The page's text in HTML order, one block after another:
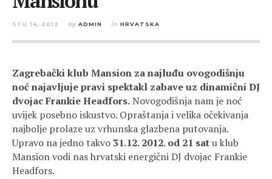
STU 14, 2012 by ADMIN in HRVATSKA
Zagrebački klub Mansion za najluđu ovogodišnju
noć najavljuje pravi spektakl zabave uz dinamični DJ
dvojac Frankie Headfors.Novogodišnja nam je noć
uvijek posebno iskustvo. Opraštanja i velika očekivanja
najbolje prolaze uz vrhunska glazbena putovanja.
Upravo na jedno takvo 31.12. 2012. od 21 satu klub
Mansion vodi nas hrvatski energični DJ dvojac Frankie
Headfors.